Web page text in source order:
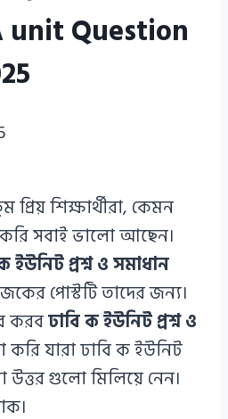
unit Question
শিক্ষার্থীরা, কেমন
সবাই ভালো আছেন।
ইউনিট প্রশ্ন ও সমাধান
পোস্টটি তাদের জন্য।
করবঢাবি ক ইউনিট প্রশ্ন ও
করি যারা ঢাবি ক ইউনিট
উত্তর গুলো মিলিয়ে নেন।